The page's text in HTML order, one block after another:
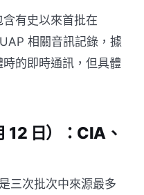
含有史以來首批在
相關音訊記錄，據
的即時通訊，但具體
12 日）：CIA、
三次批次中來源最多